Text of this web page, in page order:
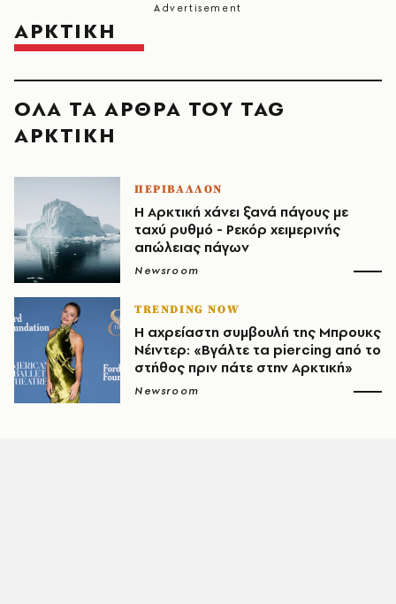
ΑΡΚΤΙΚΗ
ΟΛΑ ΤΑ ΑΡΘΡΑ ΤΟΥ TAG
ΑΡΚΤΙΚΗ
ΠΕΡΙΒΑΛΛΟΝ
Η Αρκτική χάνει ξανά πάγους με
ταχύ ρυθμό - Ρεκόρ χειμερινής
απώλειας πάγων
Newsroom
TRENDING NOW
Η αχρείαστη συμβουλή της Μπρουκς
Νέιντερ: «Βγάλτε τα piercing από το
στήθος πριν πάτε στην Αρκτική»
Newsroom